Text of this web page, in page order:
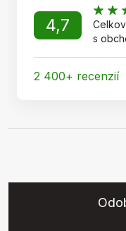
4,7
s
2 400+ recenzií